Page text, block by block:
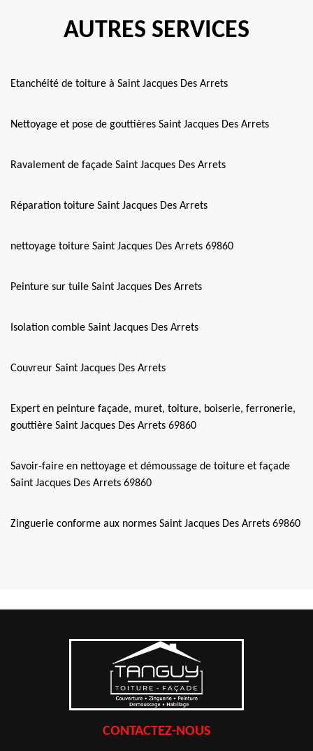
AUTRES SERVICES
Etanchéité de toiture à Saint Jacques Des Arrets
Nettoyage et pose de gouttières Saint Jacques Des Arrets
Ravalement de façade Saint Jacques Des Arrets
Réparation toiture Saint Jacques Des Arrets
nettoyage toiture Saint Jacques Des Arrets 69860
Peinture sur tuile Saint Jacques Des Arrets
Isolation comble Saint Jacques Des Arrets
Couvreur Saint Jacques Des Arrets
Expert en peinture façade, muret, toiture, boiserie, ferronerie,
gouttière Saint Jacques Des Arrets 69860
Savoir-faire en nettoyage et démoussage de toiture et façade
Saint Jacques Des Arrets 69860
Zinguerie conforme aux normes Saint Jacques Des Arrets 69860
CONTACTEZ-NOUS